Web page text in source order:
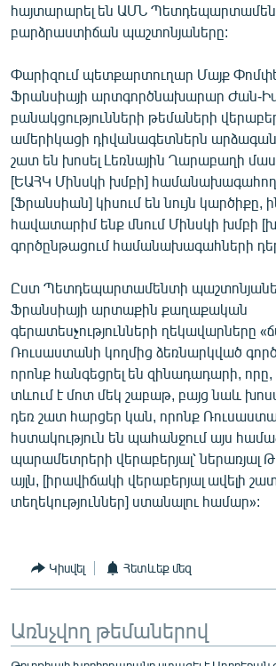
Русский
ՀԵՏԵՎԵՔ ՄԵԶ
«Ազատության» բոլոր կայքերը
հայտարարել են ԱՄՆ
բարձրաստիճան պաշտոնյաները:
Փարիզում պետքարտուղար Մայք
Ֆրանսիայի արտգործնախարար Ժան-
բանակցությունների թեմաների
ամերիկացի դիվանագետներն
շատ են խոսել Լեռնային Ղարաբաղի
[ԵԱՀԿ Մինսկի խմբի]
[Ֆրանսիան] կիսում են նույն կարծիքը,
հավատարիմ ենք մնում Մինսկի խմբի
գործընթացում համանախագահների
Ըստ Պետդեպարտամենտի
Ֆրանսիայի արտաքին քաղաքական
գերատեսչությունների ղեկավարները
Ռուսաստանի կողմից ձեռնարկված
որոնք հանգեցրել են զինադադարի,
տևում է մոտ մեկ շաբաթ, բայց նաև
դեռ շատ հարցեր կան, որոնք
հստակություն են պահանջում այս
պարամետրերի վերաբերյալ՝ ներառյալ
այլն, [իրավիճակի վերաբերյալ ավելի
տեղեկություններ] ստանալու համար»:
Կիսվել Հետևեք մեզ
Առնչվող թեմաներով